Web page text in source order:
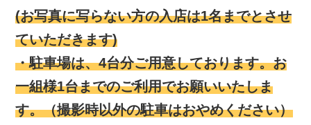
(お写真に写らない方の入店は1名までとさせ
ていただきます)
・駐車場は、4台分ご用意しております。お
一組様1台までのご利用でお願いいたしま
す。（撮影時以外の駐車はおやめください）